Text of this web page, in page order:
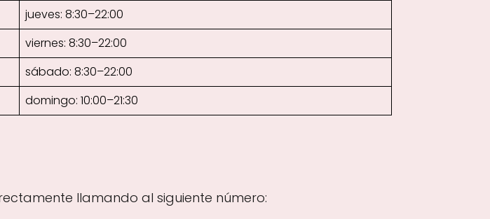
jueves: 8:30–22:00
viernes: 8:30–22:00
sábado: 8:30–22:00
domingo: 10:00–21:30
llamando al siguiente número: